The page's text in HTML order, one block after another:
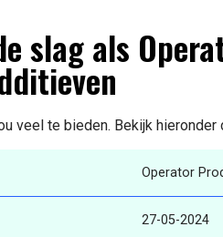
slag als
veel te bieden. Bekijk hieronder
Operator
27-05-2024